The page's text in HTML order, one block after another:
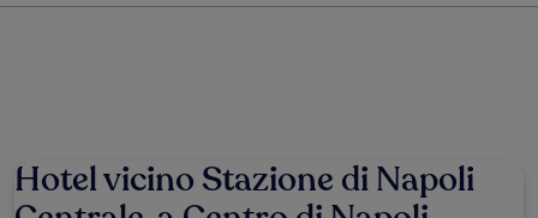
Hotel vicino Stazione di Napoli